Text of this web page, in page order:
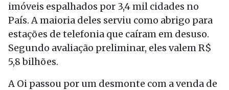
imóveis espalhados por 3,4 mil cidades no
País. A maioria deles serviu como abrigo para
estações de telefonia que caíram em desuso.
Segundo avaliação preliminar, eles valem R$
5,8 bilhões.
A Oi passou por um desmonte com a venda de